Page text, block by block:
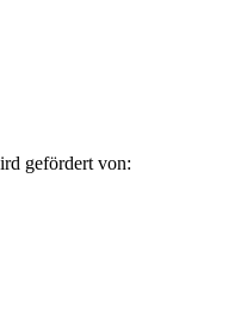
gefördert von: